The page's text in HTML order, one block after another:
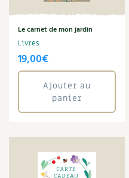
Le carnet de mon jardin
Livres
19,00€
Ajouter au
panier